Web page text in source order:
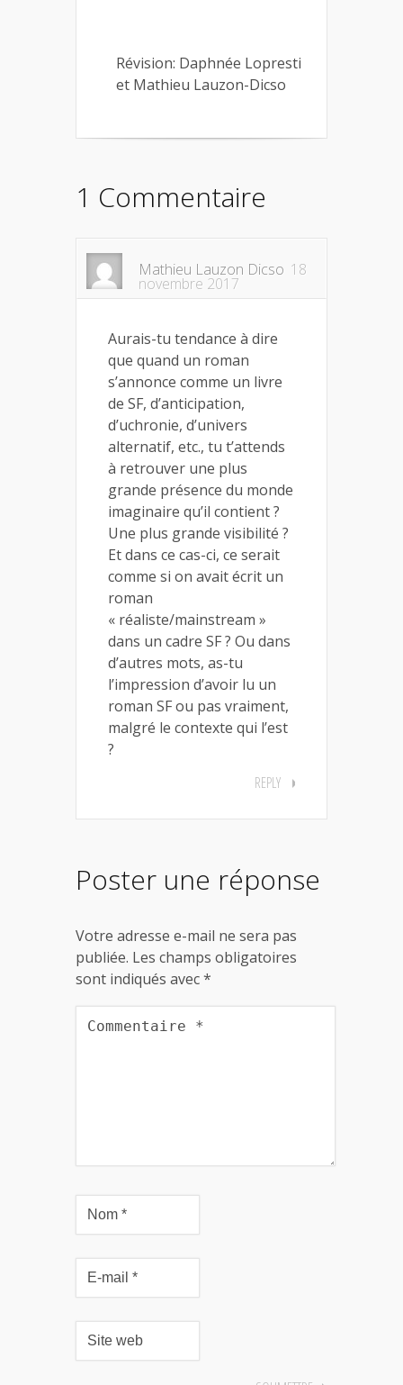
Révision: Daphnée Lopresti
et Mathieu Lauzon-Dicso
1 Commentaire
Mathieu Lauzon Dicso 18
novembre 2017
Aurais-tu tendance à dire
que quand un roman
s’annonce comme un livre
de SF, d’anticipation,
d’uchronie, d’univers
alternatif, etc., tu t’attends
à retrouver une plus
grande présence du monde
imaginaire qu’il contient ?
Une plus grande visibilité ?
Et dans ce cas-ci, ce serait
comme si on avait écrit un
roman
« réaliste/mainstream »
dans un cadre SF ? Ou dans
d’autres mots, as-tu
l’impression d’avoir lu un
roman SF ou pas vraiment,
malgré le contexte qui l’est
?
REPLY
Poster une réponse
Votre adresse e-mail ne sera pas
publiée. Les champs obligatoires
sont indiqués avec*